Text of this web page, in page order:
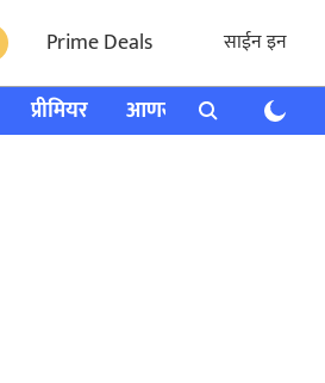
Prime Deals साईन इन
प्रीमियर आणखी राशी भविष्य